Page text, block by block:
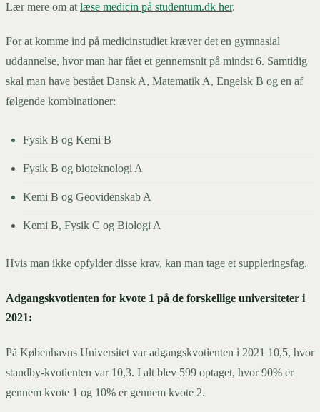
Lær mere om at læse medicin på studentum.dk her.
For at komme ind på medicinstudiet kræver det en gymnasial
uddannelse, hvor man har fået et gennemsnit på mindst 6. Samtidig
skal man have bestået Dansk A, Matematik A, Engelsk B og en af
følgende kombinationer:
Fysik B og Kemi B
Fysik B og bioteknologi A
Kemi B og Geovidenskab A
Kemi B, Fysik C og Biologi A
Hvis man ikke opfylder disse krav, kan man tage et suppleringsfag.
Adgangskvotienten for kvote 1 på de forskellige universiteter i
2021:
På Københavns Universitet var adgangskvotienten i 2021 10,5, hvor
standby-kvotienten var 10,3. I alt blev 599 optaget, hvor 90% er
gennem kvote 1 og 10% er gennem kvote 2.